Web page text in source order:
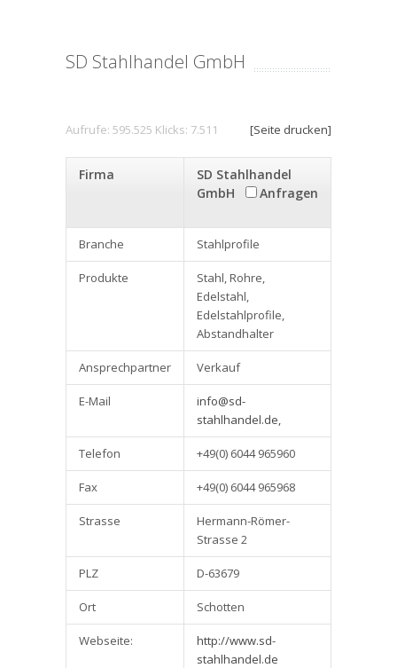
SD Stahlhandel GmbH
Aufrufe: 595.525 Klicks: 7.511 [Seite drucken]
Firma
SD Stahlhandel
GmbH
Anfragen
Branche Stahlprofile
Produkte
Stahl, Rohre,
Edelstahl,
Edelstahlprofile,
Abstandhalter
Ansprechpartner Verkauf
E-Mail
info@sd-
stahlhandel.de,
Telefon +49(0) 6044 965960
Fax +49(0) 6044 965968
Strasse
Hermann-Römer-
Strasse 2
PLZ D-63679
Ort Schotten
Webseite:
http://www.sd-
stahlhandel.de